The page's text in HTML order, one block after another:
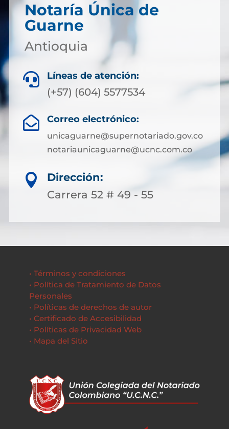
Notaría Única de
Guarne
Antioquia
 Líneas de atención:
(+57) (604) 5577534
 Correo electrónico:
unicaguarne@supernotariado.gov.co
notariaunicaguarne@ucnc.com.co

Dirección:
Carrera 52 # 49 - 55
• Términos y condiciones
• Política de Tratamiento de Datos
Personales
• Políticas de derechos de autor
• Certificado de Accesibilidad
• Políticas de Privacidad Web
• Mapa del Sitio